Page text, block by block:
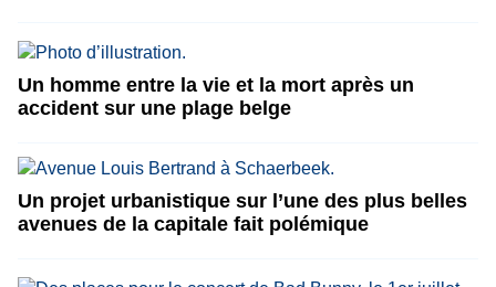
Un homme entre la vie et la mort après un
accident sur une plage belge
Un projet urbanistique sur l’une des plus belles
avenues de la capitale fait polémique